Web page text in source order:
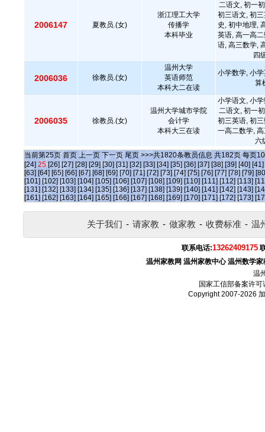
2006147 夏教员.(女)
浙江理工大学
传播学
本科毕业
二语文, 初一
初三语文, 初
史, 初中地理,
英语, 高一高
语, 高三数学,
四
2006036 徐教员.(女)
温州大学
英语师范
本科大二在读
小学数学, 小
算
2006035 徐教员.(女)
温州大学城市学院
会计学
本科大三在读
小学语文, 小
二语文, 初一
初三英语, 初
一高二数学,
六
当前第25页 首页 上一页 下一页 尾页 >>>共1820条教员信息 共182页 每页10
[24] 25 [26] [27] [28] [29] [30] [31] [32] [33] [34] [35] [36] [37] [38] [39] [40] [41]
[63] [64] [65] [66] [67] [68] [69] [70] [71] [72] [73] [74] [75] [76] [77] [78] [79]
[101] [102] [103] [104] [105] [106] [107] [108] [109] [110] [111] [112] [113]
[131] [132] [133] [134] [135] [136] [137] [138] [139] [140] [141] [142] [143]
[161] [162] [163] [164] [165] [166] [167] [168] [169] [170] [171] [172] [173]
关于我们 - 请家教 - 做家教 - 收费标准 - 温
联系电话:13262409175
温州家教网 温州家教中心 温州数学家
温
国家工信部备案许可
Copyright 2007-2026